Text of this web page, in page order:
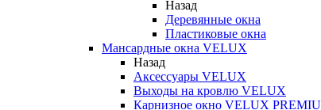
Назад
Деревянные окна
Пластиковые окна
Мансардные окна VELUX
Назад
Аксессуары VELUX
Выходы на кровлю VELUX
Карнизное окно VELUX